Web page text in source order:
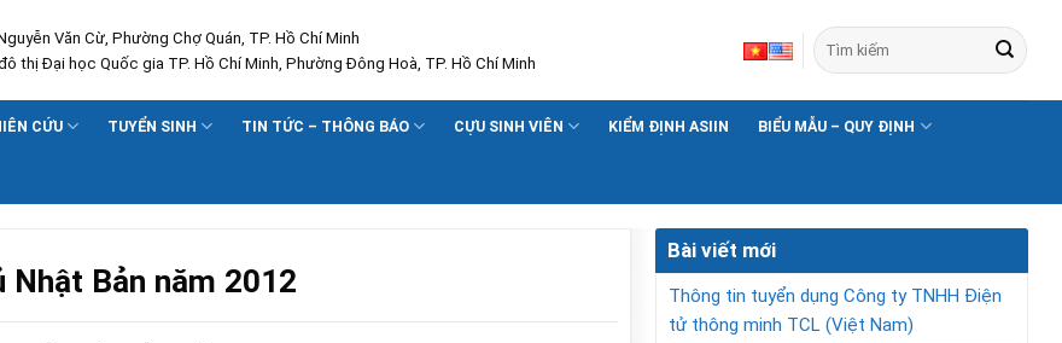
Văn Cừ, Phường Chợ Quán, TP. Hồ Chí Minh
thị Đại học Quốc gia TP. Hồ Chí Minh, Phường Đông Hoà, TP. Hồ Chí Minh
CỨU TUYỂN SINH TIN TỨC – THÔNG BÁO CỰU SINH VIÊN KIỂM ĐỊNH ASIIN BIỂU MẪU – QUY ĐỊNH
Nhật Bản năm 2012
Bài viết mới
Thông tin tuyển dụng Công ty TNHH Điện
tử thông minh TCL (Việt Nam)